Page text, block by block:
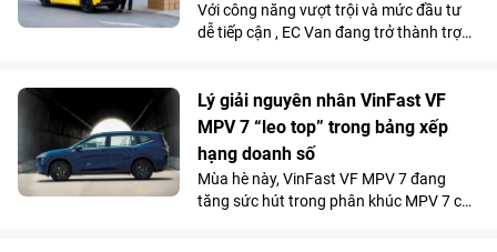
Với công năng vượt trội và mức đầu tư
dễ tiếp cận , EC Van đang trở thành trợ
rõ qua doanh số 1.092 xe bán ra trong
tháng 5/2026, giúp mẫu xe tải điện của
VinFast góp mặt trong top 10 xe bán
chạy nhất toàn thị trường.
Lý giải nguyên nhân VinFast VF
MPV 7 “leo top” trong bảng xếp
hạng doanh số
Mùa hè này, VinFast VF MPV 7 đang
tăng sức hút trong phân khúc MPV 7 chỗ